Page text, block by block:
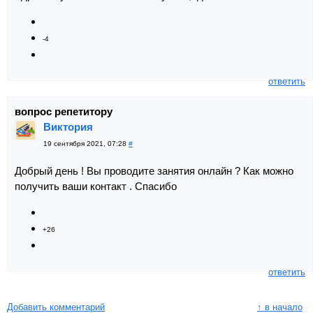
-4
ответить
вопрос репетитору
Виктория
19 сентября 2021, 07:28 #
Добрый день ! Вы проводите занятия онлайн ? Как можно
получить ваши контакт . Спасибо
+26
ответить
Добавить комментарий ↑ в начало